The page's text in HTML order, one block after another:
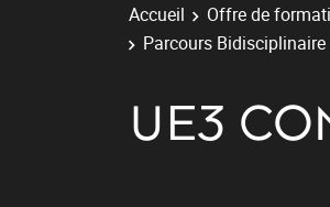
Accueil Offre de
Parcours
UE3